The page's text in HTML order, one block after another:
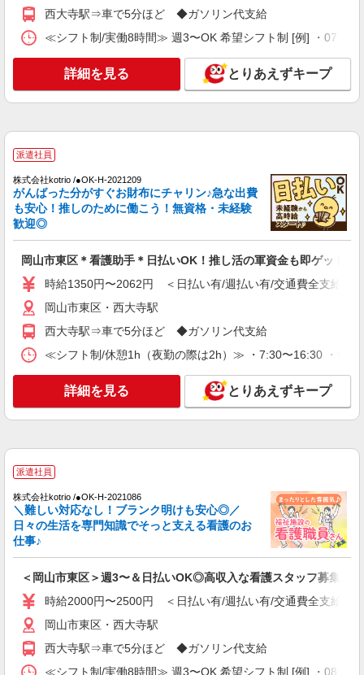
時給1150円
キープ 詳細を見る
アルバイト パート
アスケア訪問入浴 岡山東 岡山県岡山市東区
西大寺上１丁目４-５セジュールPART2 101号室
詳細を見る
業務委託
SOMPOヘルスサポート株式会社 全支援対応コース
保健師・管理栄養士 特定保健指導
業所一括面談(対面) 1日：10,000円〜14,716円 ・
個別訪問(対面) 1件：4,286円〜5,239円 ・遠隔面
1,000円〜1,429円 ・ICTメール支援 1件：500円
※上記金額に消費税を加えた金額をお支払いいた
します ※交通費・電話代は弊社負担。その他、支
援内容により細則あり。
【活動エリア】岡山県岡山市東区及びその周辺
キープ 詳細を見る
株式会社ニッソーネット岡山支社
方：時給1350円〜1687円
岡山県岡山市東区
キープ 詳細を見る
派遣社員
株式会社ニッソーネット岡山支社
一般病院の看護助手（無資格可）
初任者以上：時給1450円〜1812円 無資格の
方：時給1350円〜1687円
西大寺駅⇒車で5分ほど ◆ガソリン代支給
≪シフト制/実働8時間≫ 週3〜OK 希望シフト制 [例] ・
詳細を見る とりあえずキープ
派遣社員
株式会社kotrio /●OK-H-2021209
がんばった分がすぐお財布にチャリン♪急な出費
も安心！推しのために働こう！無資格・未経験
歓迎◎
岡山市東区＊看護助手＊日払いOK！推し活の軍資金も即ゲット◎
時給1350円〜2062円 ＜日払い有/週払い有/交通費全支給(ガ
岡山市東区・西大寺駅
西大寺駅⇒車で5分ほど ◆ガソリン代支給
≪シフト制/休憩1h（夜勤の際は2h）≫ ・7:30〜16:30 ・
詳細を見る とりあえずキープ
派遣社員
株式会社kotrio /●OK-H-2021086
＼難しい対応なし！ブランク明けも安心◎／
日々の生活を専門知識でそっと支える看護のお
仕事♪
＜岡山市東区＞週3〜＆日払いOK◎高収入な看護スタッフ募集！
時給2000円〜2500円 ＜日払い有/週払い有/交通費全支給(ガ
岡山市東区・西大寺駅
西大寺駅⇒車で5分ほど ◆ガソリン代支給
≪シフト制/実働8時間≫ 週3〜OK 希望シフト制 [例] ・